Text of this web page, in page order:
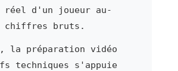
d'un joueur au-
chiffres bruts.
la préparation vidéo
techniques s'appuie